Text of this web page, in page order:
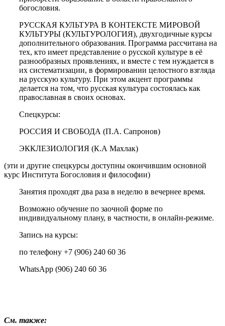
богословия.
РУССКАЯ КУЛЬТУРА В КОНТЕКСТЕ МИРОВОЙ
КУЛЬТУРЫ (КУЛЬТУРОЛОГИЯ), двухгодичные курсы
дополнительного образования. Программа рассчитана на
тех, кто имеет представление о русской культуре в её
разнообразных проявлениях, и вместе с тем нуждается в
их систематизации, в формировании целостного взгляда
на русскую культуру. При этом акцент программы
делается на том, что русская культура состоялась как
православная в своих основах.
Спецкурсы:
РОССИЯ И СВОБОДА (П.А. Сапронов)
ЭККЛЕЗИОЛОГИЯ (К.А Махлак)
(эти и другие спецкурсы доступны окончившим основной
курс Института Богословия и философии)
Занятия проходят два раза в неделю в вечернее время.
Возможно обучение по заочной форме по
индивидуальному плану, в частности, в онлайн-режиме.
Запись на курсы:
по телефону +7 (906) 240 60 36
WhatsApp (906) 240 60 36
См. также: